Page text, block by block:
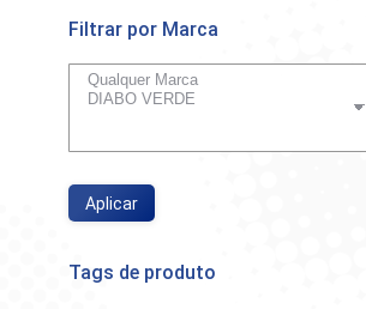
Filtrar por Marca
Aplicar
Tags de produto